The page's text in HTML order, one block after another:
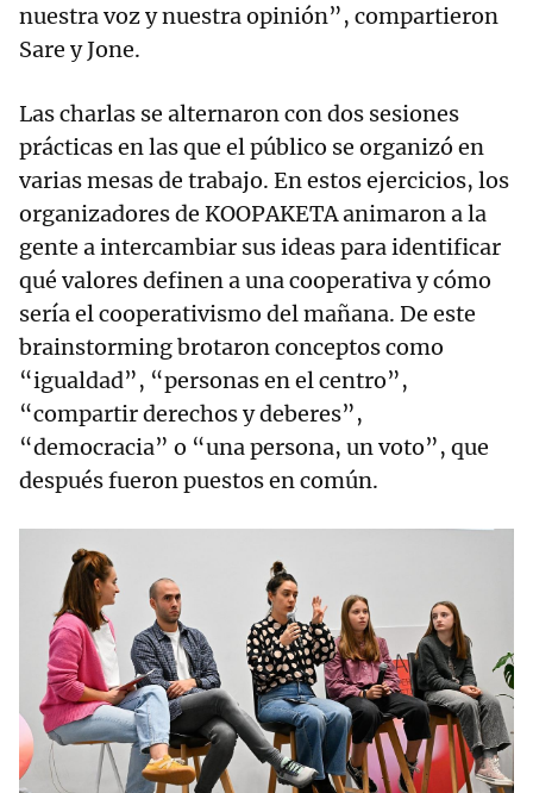
nuestra voz y nuestra opinión”, compartieron
Sare y Jone.
Las charlas se alternaron con dos sesiones
prácticas en las que el público se organizó en
varias mesas de trabajo. En estos ejercicios, los
organizadores de KOOPAKETA animaron a la
gente a intercambiar sus ideas para identificar
qué valores definen a una cooperativa y cómo
sería el cooperativismo del mañana. De este
brainstorming brotaron conceptos como
“igualdad”, “personas en el centro”,
“compartir derechos y deberes”,
“democracia” o “una persona, un voto”, que
después fueron puestos en común.